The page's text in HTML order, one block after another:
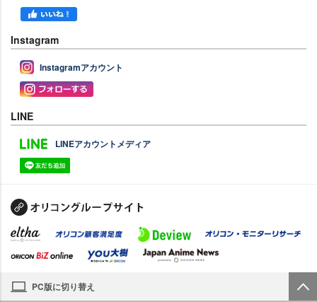
Instagram
Instagramアカウント
LINE
LINEアカウントメディア
PC版に切り替え